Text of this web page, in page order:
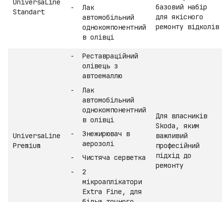
UniversaLine
Standart
Лак
автомобільний
однокомпонентний
в олівці
базовий набір
для якісного
ремонту відколів
UniversaLine
Premium
Реставраційний
олівець з
автоемаллю
Лак
автомобільний
однокомпонентний
в олівці
Знежирювач в
аерозолі
Чистяча серветка
2
мікроаплікатори
Extra Fine, для
Для власників
Skoda, яким
важливий
професійний
підхід до
ремонту